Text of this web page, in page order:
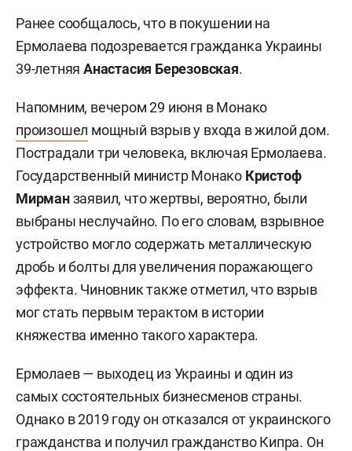
Ранее сообщалось, что в покушении на
Ермолаева подозревается гражданка Украины
39-летняяАнастасия Березовская.
Напомним, вечером 29 июня в Монако
произошел мощный взрыв у входа в жилой дом.
Пострадали три человека, включая Ермолаева.
Государственный министр Монако Кристоф
Мирманзаявил, что жертвы, вероятно, были
выбраны неслучайно. По его словам, взрывное
устройство могло содержать металлическую
дробь и болты для увеличения поражающего
эффекта. Чиновник также отметил, что взрыв
мог стать первым терактом в истории
княжества именно такого характера.
Ермолаев — выходец из Украины и один из
самых состоятельных бизнесменов страны.
Однако в 2019 году он отказался от украинского
гражданства и получил гражданство Кипра. Он